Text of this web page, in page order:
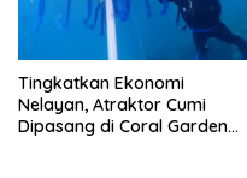
Tingkatkan Ekonomi
Nelayan, Atraktor Cumi
Dipasang di Coral Garden